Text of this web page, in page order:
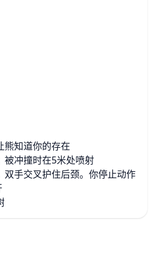
熊知道你的存在
被冲撞时在5米处喷射
双手交叉护住后颈。你停止动作